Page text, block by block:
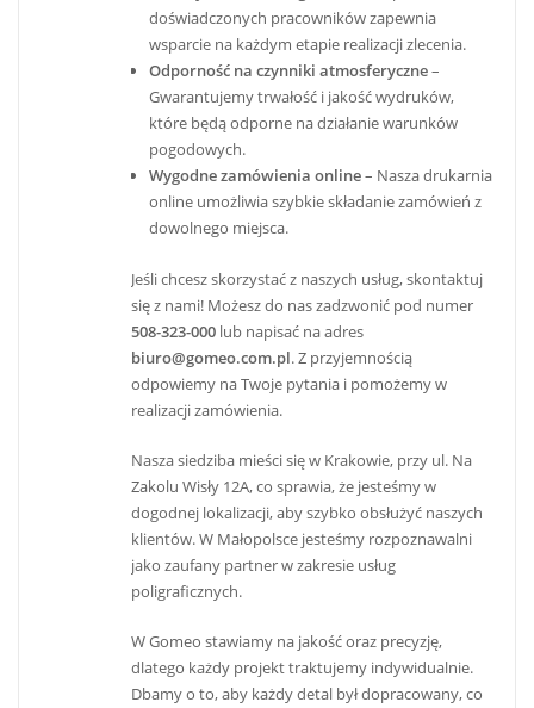
doświadczonych pracowników zapewnia
wsparcie na każdym etapie realizacji zlecenia.
Odporność na czynniki atmosferyczne–
Gwarantujemy trwałość i jakość wydruków,
które będą odporne na działanie warunków
pogodowych.
Wygodne zamówienia online– Nasza drukarnia
online umożliwia szybkie składanie zamówień z
dowolnego miejsca.
Jeśli chcesz skorzystać z naszych usług, skontaktuj
się z nami! Możesz do nas zadzwonić pod numer
508-323-000 lub napisać na adres
biuro@gomeo.com.pl. Z przyjemnością
odpowiemy na Twoje pytania i pomożemy w
realizacji zamówienia.
Nasza siedziba mieści się w Krakowie, przy ul. Na
Zakolu Wisły 12A, co sprawia, że jesteśmy w
dogodnej lokalizacji, aby szybko obsłużyć naszych
klientów. W Małopolsce jesteśmy rozpoznawalni
jako zaufany partner w zakresie usług
poligraficznych.
W Gomeo stawiamy na jakość oraz precyzję,
dlatego każdy projekt traktujemy indywidualnie.
Dbamy o to, aby każdy detal był dopracowany, co